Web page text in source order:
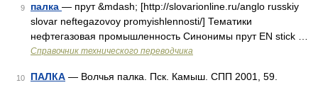
9 палка — прут &mdash; [http://slovarionline.ru/anglo russkiy
slovar neftegazovoy promyishlennosti/] Тематики
нефтегазовая промышленность Синонимы прут EN stick …
Справочник технического переводчика
10 ПАЛКА — Волчья палка. Пск. Камыш. СПП 2001, 59.